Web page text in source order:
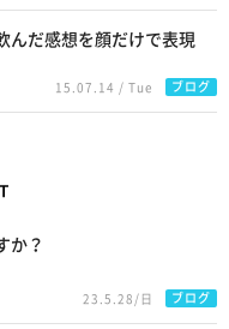
んだ感想を顔だけで表現
15.07.14 / Tue ブログ
か？
23.5.28/日 ブログ